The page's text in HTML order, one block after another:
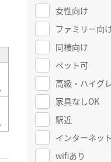
女性向け
ファミリー向
同棲向け
ペット可
高級・ハイグ
家具なしOK
駅近
インターネッ
wifiあり